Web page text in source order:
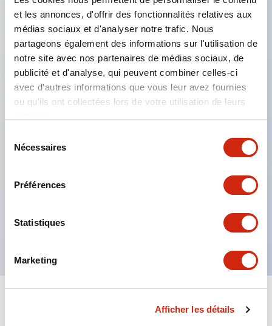
et les annonces, d'offrir des fonctionnalités relatives aux
médias sociaux et d'analyser notre trafic. Nous
partageons également des informations sur l'utilisation de
notre site avec nos partenaires de médias sociaux, de
publicité et d'analyse, qui peuvent combiner celles-ci
avec d'autres informations que vous leur avez fournies
ou qu'ils ont collectées lors de votre utilisation de leurs
Nécessaires
Préférences
Statistiques
Marketing
Afficher les détails
Caractéristiques clés
Le montage en groupe serré est possible, et le
montage/démontage de l’unité de contact est
également facile même lors du montage en groupe
serré.
Structure séparée adoptant un mécanisme de
levier de verrouillage amovible par baïonnette.
La structure de protection est de type résistant
aux jets d’eau, IP65 (IEC 60529). (Le buzzer est
Produits certifiés UL, CSA et conformes aux
normes EN. (Sauf buzzer)